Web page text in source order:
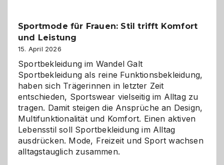
gegen
Chaos
Sportmode für Frauen: Stil trifft Komfort
und Leistung
15. April 2026
Sportbekleidung im Wandel Galt
Sportbekleidung als reine Funktionsbekleidung,
haben sich Trägerinnen in letzter Zeit
entschieden, Sportswear vielseitig im Alltag zu
tragen. Damit steigen die Ansprüche an Design,
Multifunktionalität und Komfort. Einen aktiven
Lebensstil soll Sportbekleidung im Alltag
ausdrücken. Mode, Freizeit und Sport wachsen
alltagstauglich zusammen.